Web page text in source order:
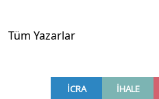
Tüm Yazarlar